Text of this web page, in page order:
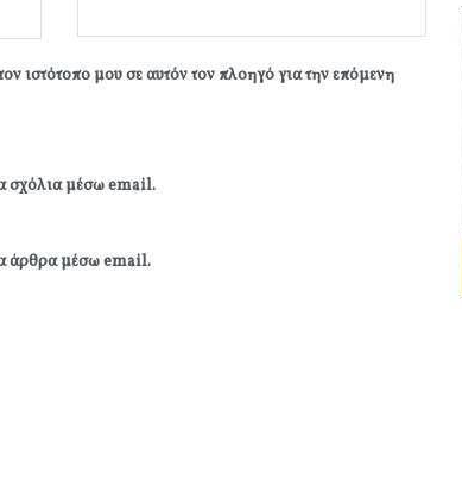
ιστότοπο μου σε αυτόν τον πλοηγό για την επόμενη
σχόλια μέσω email.
άρθρα μέσω email.